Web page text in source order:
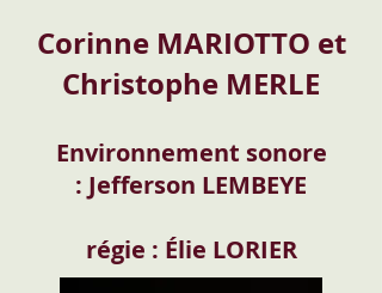
Corinne MARIOTTO et
Christophe MERLE
Environnement sonore
: Jefferson LEMBEYE
régie : Élie LORIER